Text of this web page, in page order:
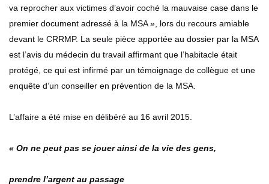
va reprocher aux victimes d’avoir coché la mauvaise case dans le
premier document adressé à la MSA », lors du recours amiable
devant le CRRMP. La seule pièce apportée au dossier par la MSA
est l’avis du médecin du travail affirmant que l’habitacle était
protégé, ce qui est infirmé par un témoignage de collègue et une
enquête d’un conseiller en prévention de la MSA.
L’affaire a été mise en délibéré au 16 avril 2015.
« On ne peut pas se jouer ainsi de la vie des gens,
prendre l’argent au passage